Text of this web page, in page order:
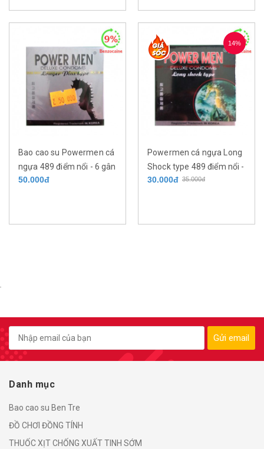
Bao cao su Powermen cá
ngựa 489 điểm nổi - 6 gân
chìm - kéo dài thời gian
50.000đ
14%
Powermen cá ngựa Long
Shock type 489 điểm nổi -
6 gân chìm - kéo dài thời
35.000đ
30.000đ
Gửi email
Danh mục
Bao cao su Ben Tre
ĐỒ CHƠI ĐỒNG TÍNH
THUỐC XỊT CHỐNG XUẤT TINH SỚM